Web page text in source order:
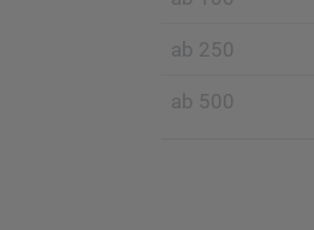
ab 250
ab 500